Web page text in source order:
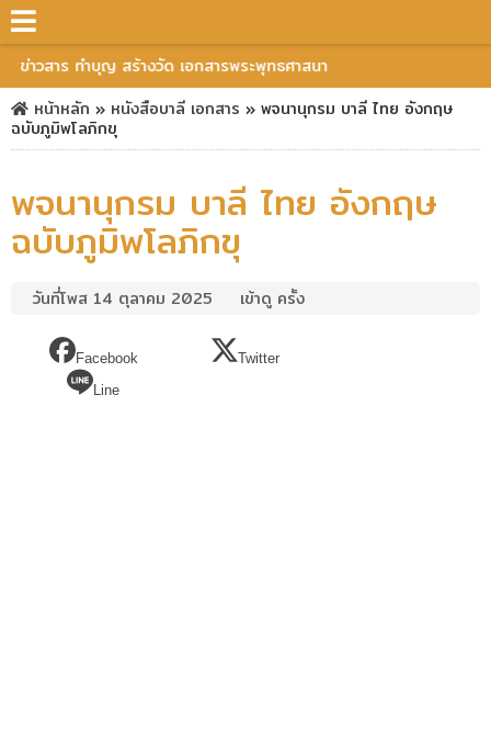
ข่าวสาร ทำบุญ สร้างวัด เอกสารพระพุทธศาสนา
หน้าหลัก » หนังสือบาลี เอกสาร » พจนานุกรม บาลี ไทย อังกฤษ
ฉบับภูมิพโลภิกขุ
พจนานุกรม บาลี ไทย อังกฤษ
ฉบับภูมิพโลภิกขุ
วันที่โพส 14 ตุลาคม 2025 เข้าดู ครั้ง
Facebook
Twitter
Line